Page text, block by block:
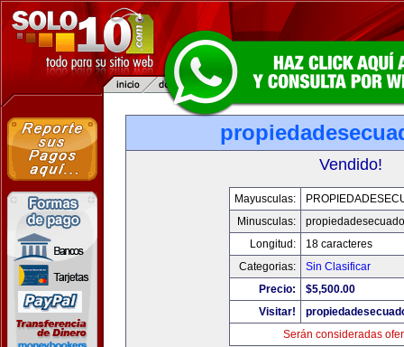
Vendido!
Mayusculas:
Minusculas:
Longitud:
18 caracteres
Categorias:
Sin Clasificar
Precio:
$5,500.00
Visitar!
Serán consideradas